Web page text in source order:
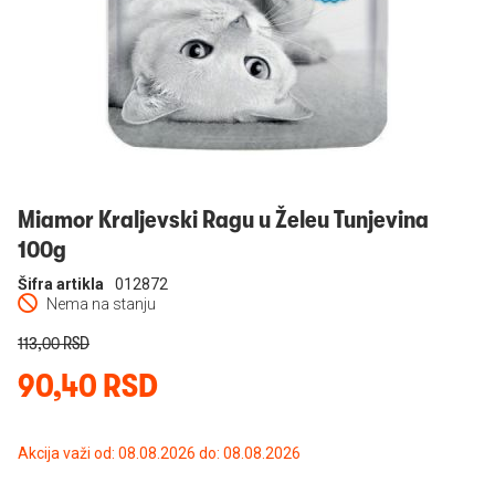
Miamor Kraljevski Ragu u Želeu Tunjevina
100g
Nema na stanju
Šifra artikla 012872
90,40 RSD
113,00 RSD
Akcija važi od: 08.08.2026 do: 08.08.2026